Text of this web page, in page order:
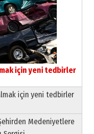
için yeni tedbirler
için yeni tedbirler
Medeniyetlere